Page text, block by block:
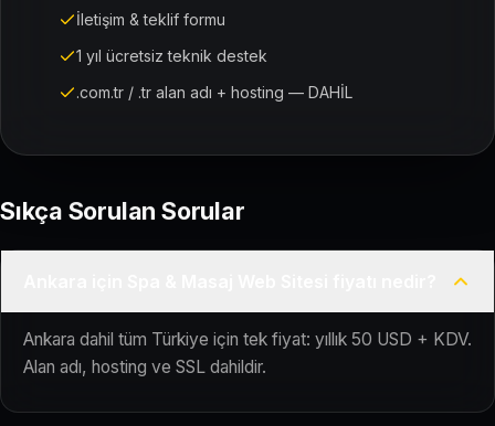
İletişim & teklif formu
1 yıl ücretsiz teknik destek
.com.tr / .tr alan adı + hosting — DAHİL
Sıkça Sorulan Sorular
Ankara dahil tüm Türkiye için tek fiyat: yıllık 50 USD + KDV.
Alan adı, hosting ve SSL dahildir.